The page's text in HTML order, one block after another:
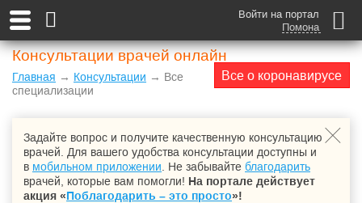
Войти на портал
Помона
Консультации врачей онлайн
Все о коронавирусе
Главная → Консультации → Все
специализации
Задайте вопрос и получите качественную консультацию
врачей. Для вашего удобства консультации доступны и
в мобильном приложении . Не забывайте благодарить
врачей, которые вам помогли! На портале действует
акция «Поблагодарить – это просто»!